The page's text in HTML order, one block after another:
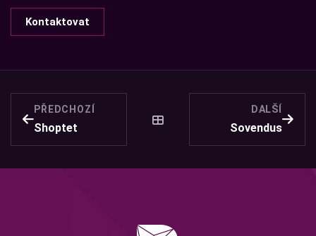
Kontaktovat
PŘEDCHOZÍ
Shoptet
DALŠÍ
Sovendus